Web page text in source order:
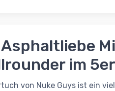
Asphaltliebe
im
von Nuke Guys ist ein